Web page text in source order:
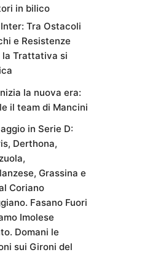
in bilico
Tra Ostacoli
e Resistenze
la Trattativa si
la nuova era:
il team di Mancini
in Serie D:
Derthona,
Grassina e
Coriano
Fasano Fuori
Imolese
Domani le
sui Gironi del